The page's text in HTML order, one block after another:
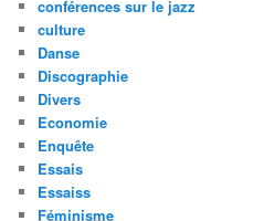
conférences sur le jazz
culture
Danse
Discographie
Divers
Economie
Enquête
Essais
Essaiss
Féminisme